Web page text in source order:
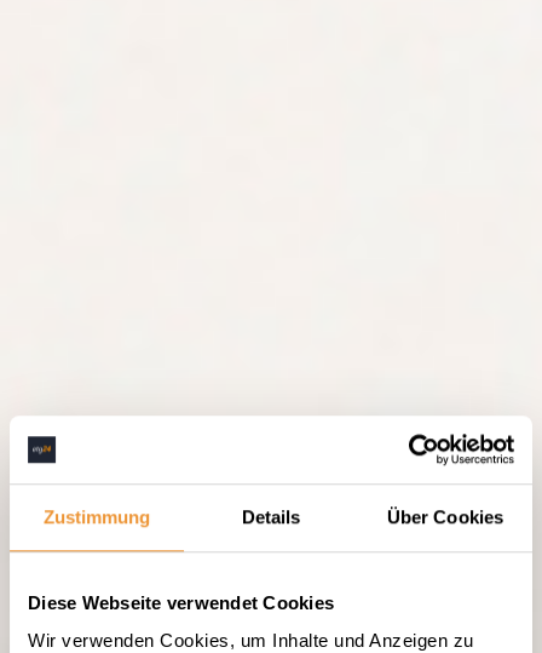
Zustimmung Details Über Cookies
Diese Webseite verwendet Cookies
Wir verwenden Cookies, um Inhalte und Anzeigen zu